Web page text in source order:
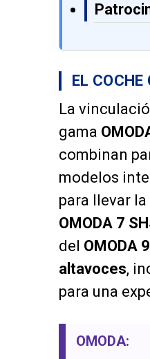
EL
La
gama
combinan
modelos
para llevar
OMODA 7
del OMODA
altavoces,
para una
OMODA: